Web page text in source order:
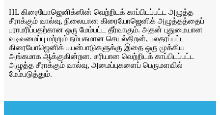
HL கிரையோஜெனிக்ஸின் வெற்றிடக் காப்பிடப்பட்ட அழுத்த
சீராக்கும் வால்வு, நிலையான கிரையோஜெனிக் அழுத்தத்தைப்
பராமரிப்பதற்கான ஒரு மேம்பட்ட தீர்வாகும். அதன் புதுமையான
வடிவமைப்பு மற்றும் நம்பகமான செயல்திறன், பலதரப்பட்ட
கிரையோஜெனிக் பயன்பாடுகளுக்கு இதை ஒரு முக்கிய
அங்கமாக ஆக்குகின்றன. சரியான வெற்றிடக் காப்பிடப்பட்ட
அழுத்த சீராக்கும் வால்வு, அமைப்புகளைப் பெருமளவில்
மேம்படுத்தும்.